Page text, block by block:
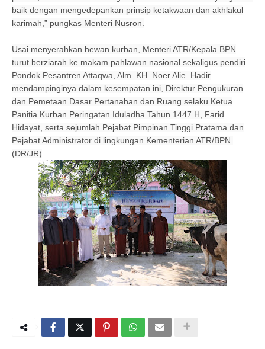
baik dengan mengedepankan prinsip ketakwaan dan akhlakul
karimah,” pungkas Menteri Nusron.
Usai menyerahkan hewan kurban, Menteri ATR/Kepala BPN
turut berziarah ke makam pahlawan nasional sekaligus pendiri
Pondok Pesantren Attaqwa, Alm. KH. Noer Alie. Hadir
mendampinginya dalam kesempatan ini, Direktur Pengukuran
dan Pemetaan Dasar Pertanahan dan Ruang selaku Ketua
Panitia Kurban Peringatan Iduladha Tahun 1447 H, Farid
Hidayat, serta sejumlah Pejabat Pimpinan Tinggi Pratama dan
Pejabat Administrator di lingkungan Kementerian ATR/BPN.
(DR/JR)